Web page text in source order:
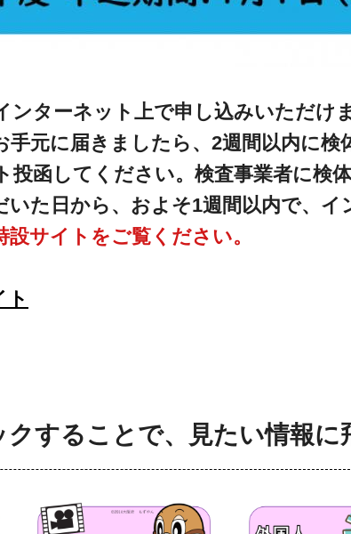
ンターネット上で申し込みいただけま
手元に届きましたら、2週間以内に
投函してください。検査事業者に検
いた日から、およそ1週間以内で、
サイトをご覧ください。
することで、見たい情報に